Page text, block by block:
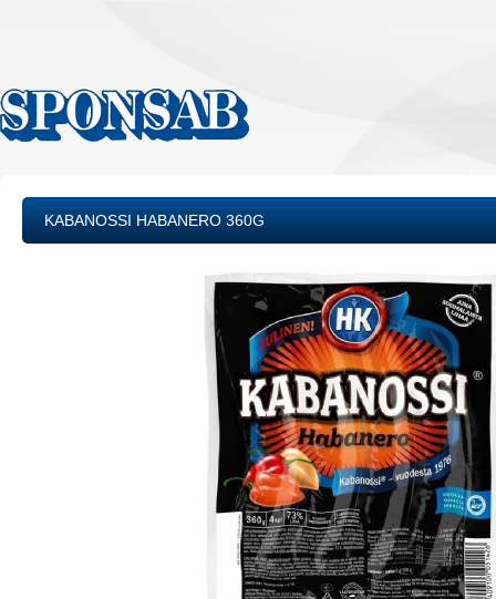
KABANOSSI HABANERO 360G